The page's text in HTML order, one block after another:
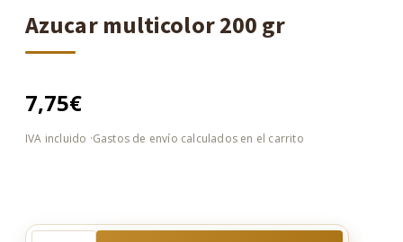
Azucar multicolor 200 gr
7,75€